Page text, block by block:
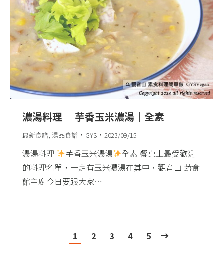
濃湯料理 ｜芋香玉米濃湯｜全素
最新食譜 湯品食譜 GYS 2023/09/15
濃湯料理 芋香玉米濃湯
全素 餐桌上最受歡迎
的料理名單，一定有玉米濃湯在其中，觀音山 蔬食
館主廚今日要跟大家…
1 2 3 4 5